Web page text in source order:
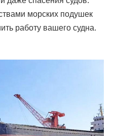
морских подушек
работу вашего судна.